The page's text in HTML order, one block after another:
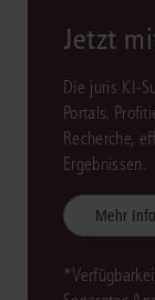
Jetzt
Die juris KI-
Portals.
Recherche,
Ergebnissen.
Mehr